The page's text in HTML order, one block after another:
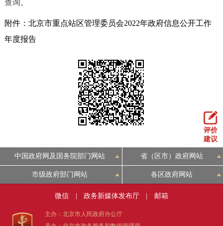
查询。
附件：北京市重点站区管理委员会2022年政府信息公开工作
年度报告
评价
建议
中国政府网及国务院部门网站 省（区市）政府网站
市级政府部门网站 各区政府网站
微信 政务新媒体发布厅 邮箱
主办：北京市人民政府办公厅